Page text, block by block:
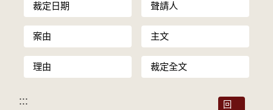
裁定日期 聲請人
案由 主文
理由 裁定全文
:::
回